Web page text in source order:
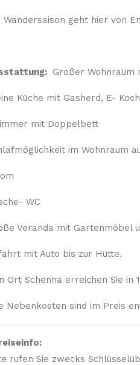
Wandersaison geht hier von
Großer Wohnraum
Küche mit Gasherd, E-
mit Doppelbett
im Wohnraum
WC
Veranda mit Gartenmöbel
mit Auto bis zur Hütte.
Ort Schenna erreichen Sie in
Nebenkosten sind im Preis
rufen Sie zwecks